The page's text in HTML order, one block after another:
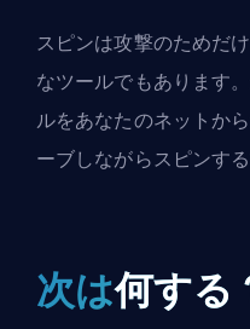
スピンは攻撃のためだ
なツールでもあります
ルをあなたのネットか
ーブしながらスピンす
次は何する